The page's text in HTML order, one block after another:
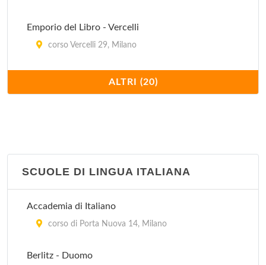
Emporio del Libro - Vercelli
corso Vercelli 29, Milano
Feltrinelli Libri e Musica - Buenos Aires
corso Buenos Aires 33, Milano
Hoepli
La libreria del mare
ALTRI (20)
SCUOLE DI LINGUA ITALIANA
Accademia di Italiano
corso di Porta Nuova 14, Milano
Berlitz - Duomo